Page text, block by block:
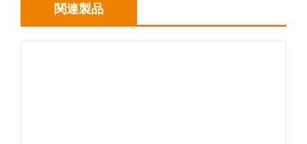
関連製品